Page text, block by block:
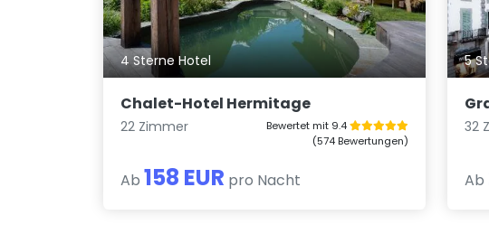
4 Sterne Hotel
Chalet-Hotel Hermitage
22 Zimmer
Bewertet mit 9.4
(574 Bewertungen)
Ab 158 EUR pro Nacht
5
32
Ab